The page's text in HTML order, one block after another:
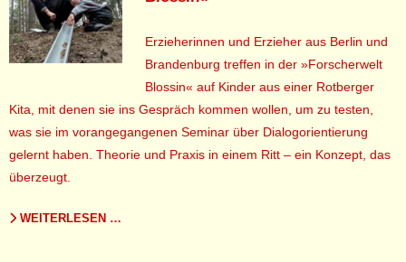
Erzieherinnen und Erzieher aus Berlin und
Brandenburg treffen in der »Forscherwelt
Blossin« auf Kinder aus einer Rotberger
Kita, mit denen sie ins Gespräch kommen wollen, um zu testen,
was sie im vorangegangenen Seminar über Dialogorientierung
gelernt haben. Theorie und Praxis in einem Ritt – ein Konzept, das
überzeugt.
WEITERLESEN …